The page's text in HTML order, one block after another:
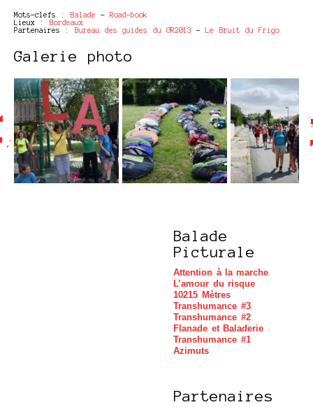
Mots-clefs : Balade - Road-book
Lieux :
Bordeaux
Partenaires :
Bureau des guides du GR2013 - Le Bruit du Frigo
Galerie photo
Balade
Picturale
Attention à la marche
L’amour du risque
10215 Mètres
Transhumance #3
Transhumance #2
Flanade et Baladerie
Transhumance #1
Azimuts
Partenaires